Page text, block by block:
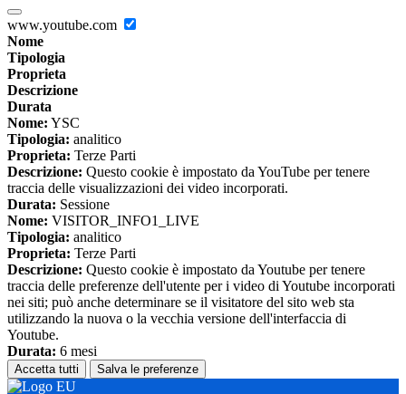
www.youtube.com
Nome
Tipologia
Proprieta
Descrizione
Durata
Nome: YSC
Tipologia: analitico
Proprieta: Terze Parti
Descrizione: Questo cookie è impostato da YouTube per tenere
traccia delle visualizzazioni dei video incorporati.
Durata: Sessione
Nome: VISITOR_INFO1_LIVE
Tipologia: analitico
Proprieta: Terze Parti
Descrizione: Questo cookie è impostato da Youtube per tenere
traccia delle preferenze dell'utente per i video di Youtube incorporati
nei siti; può anche determinare se il visitatore del sito web sta
utilizzando la nuova o la vecchia versione dell'interfaccia di
Youtube.
Durata: 6 mesi
Accetta tutti Salva le preferenze